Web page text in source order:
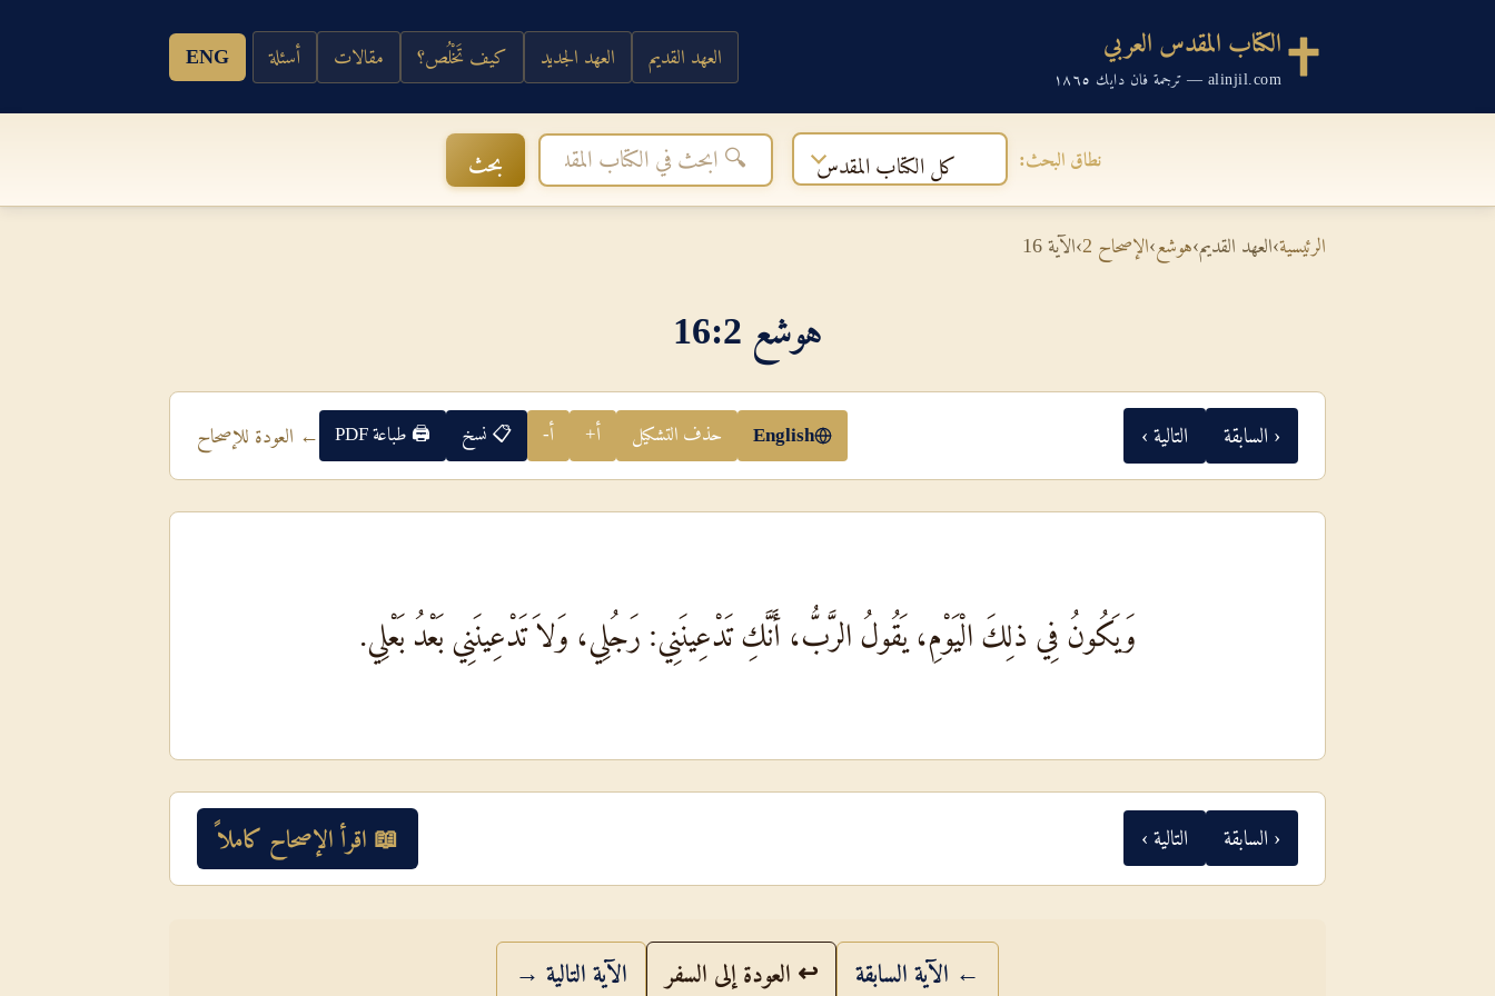
الكتاب المقدس العربي
alinjil.com — ترجمة فان دايك ١٨٦٥
العهد القديم العهد الجديد كيف تَخْلُص؟ مقالات أسئلة ENG
نطاق البحث: كل الكتاب المقدس بحث
الرئيسية›العهد القديم›هوشع›الإصحاح 2 ›الآية 16
هوشع 2‏:‏16
‹ السابقة التالية › English حذف التشكيل أ+ أ- 📋 نسخ 🖨 طباعة PDF ← العودة للإصحاح
وَيَكُونُ فِي ذلِكَ الْيَوْمِ، يَقُولُ الرَّبُّ، أَنَّكِ تَدْعِينَنِي: رَجُلِي، وَلاَ تَدْعِينَنِي بَعْدُ بَعْلِي.
‹ السابقة التالية › 📖 اقرأ الإصحاح كاملاً
← الآية السابقة ↩ العودة إلى السفر الآية التالية →